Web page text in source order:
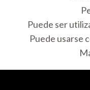
Puede ser
Puede usarse